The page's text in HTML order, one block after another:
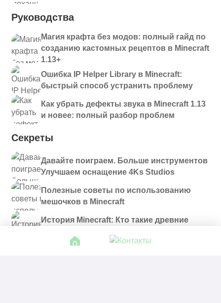
Руководства
Магия крафта без модов: полный гайд по
созданию кастомных рецептов в Minecraft
1.13+
Ошибка IP Helper Library в Minecraft:
быстрый способ устранить проблему
Как убрать дефекты звука в Minecraft 1.13
и новее: полный разбор проблем
Секреты
Давайте поиграем. Больше инструментов
Улучшаем оснащение 4Ks Studios
Полезные советы по использованию
мешочков в Minecraft
История Minecraft: Кто такие древние